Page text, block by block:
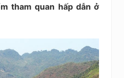
tham quan hấp dẫn ở